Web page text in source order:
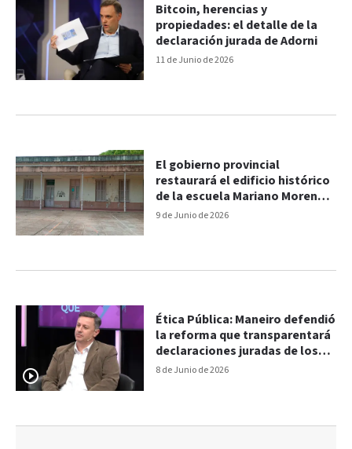
11 de Junio de 2026
Bitcoin, herencias y
propiedades: el detalle de la
declaración jurada de Adorni
9 de Junio de 2026
El gobierno provincial
restaurará el edificio histórico
de la escuela Mariano Moreno
de Paraná
8 de Junio de 2026
Ética Pública: Maneiro defendió
la reforma que transparentará
declaraciones juradas de los
funcionarios